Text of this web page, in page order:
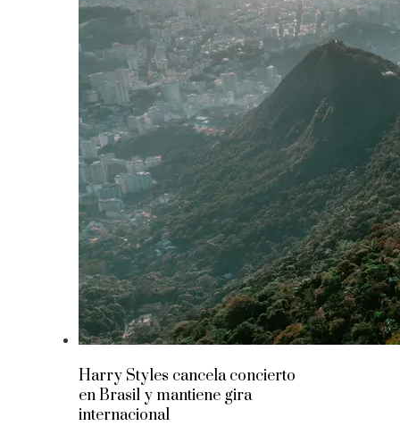
Harry Styles cancela concierto
en Brasil y mantiene gira
internacional